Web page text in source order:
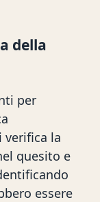
della
per
verifica la
quesito e
essere